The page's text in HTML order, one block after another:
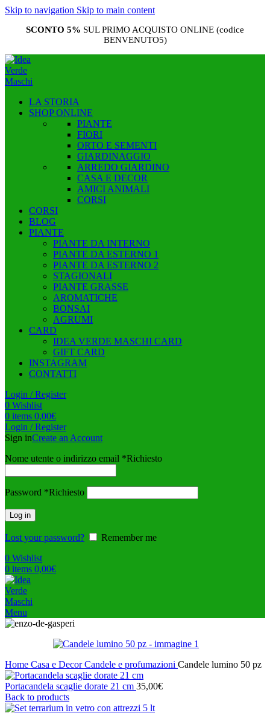
Skip to navigation Skip to main content
SCONTO 5% SUL PRIMO ACQUISTO ONLINE (codice
BENVENUTO5)
LA STORIA
SHOP ONLINE
PIANTE
FIORI
ORTO E SEMENTI
GIARDINAGGIO
ARREDO GIARDINO
CASA E DECOR
AMICI ANIMALI
CORSI
CORSI
BLOG
PIANTE
PIANTE DA INTERNO
PIANTE DA ESTERNO 1
PIANTE DA ESTERNO 2
STAGIONALI
PIANTE GRASSE
AROMATICHE
BONSAI
AGRUMI
CARD
IDEA VERDE MASCHI CARD
GIFT CARD
INSTAGRAM
CONTATTI
Login / Register
0 Wishlist
0 items 0,00€
Login / Register
Sign inCreate an Account
Nome utente o indirizzo email *Richiesto
Password *Richiesto
Log in
Lost your password?
Remember me
0 Wishlist
0 items 0,00€
Menu
Home Casa e DecorCandele e profumazioni Candele lumino 50 pz
Portacandela scaglie dorate 21 cm 35,00€
Back to products